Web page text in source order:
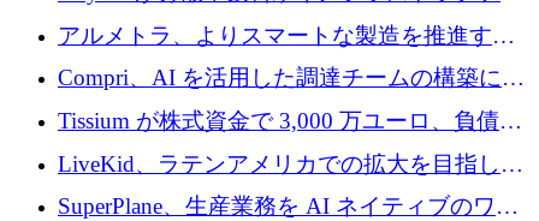
プラットフォームを拡張するために 242 万ユ
ーロを調達
アルメトラ、よりスマートな製造を推進する
ためにシリーズ A で 1,630 万ユーロを確保
Compri、AI を活用した調達チームの構築に
320 万ユーロを確保
Tissium が株式資金で 3,000 万ユーロ、負債で
3,000 万ユーロを調達
LiveKid、ラテンアメリカでの拡大を目指して
Aldea を買収
SuperPlane、生産業務を AI ネイティブのワー